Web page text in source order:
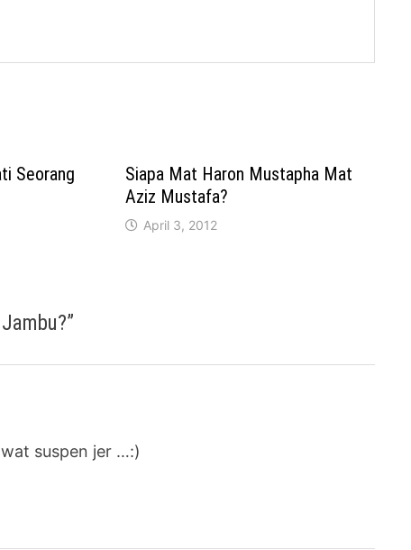
Seorang
Siapa Mat Haron Mustapha Mat
Aziz Mustafa?
April 3, 2012
”
suspen jer …:)